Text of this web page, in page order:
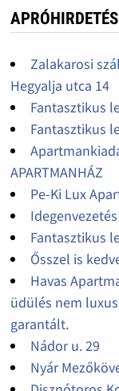
APRÓHIRDETÉS
Zalakarosi
Hegyalja utca 14
Fantasztikus
Fantasztikus
APARTMANHÁZ
Pe-Ki Lux
Fantasztikus
Ősszel is
Havas
üdülés nem
garantált.
Nádor u. 29
Nyár